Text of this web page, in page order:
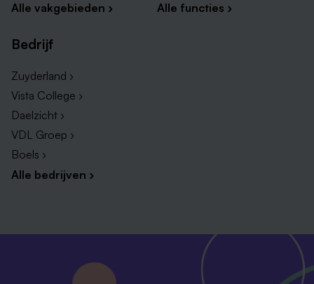
Alle vakgebieden ›
Alle functies ›
Bedrijf
Zuyderland ›
Vista College ›
Daelzicht ›
VDL Groep ›
Boels ›
Alle bedrijven ›